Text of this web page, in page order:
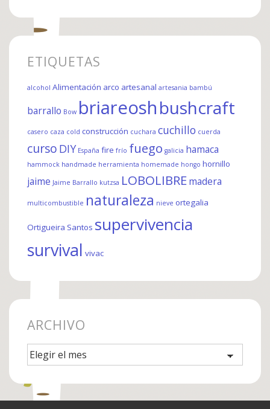
ETIQUETAS
alcohol Alimentación arco artesanal artesania bambú
barrallo Bow briareoshbushcraft
casero caza cold construcción cuchara cuchillo cuerda
curso DIY España fire frío fuego galicia hamaca
hammock handmade herramienta homemade hongo hornillo
jaime Jaime Barrallo kutzsa LOBOLIBREmadera
multicombustible naturaleza nieve ortegalia
Ortigueira Santos supervivencia
survival vivac
ARCHIVO
Archivo